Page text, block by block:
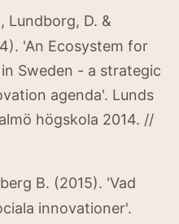
Lundborg, D. &
'An Ecosystem for
Sweden - a strategic
agenda'. Lunds
högskola 2014. //
B. (2015). 'Vad
innovationer'.